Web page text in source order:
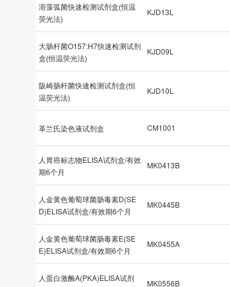
溶藻弧菌快速检测试剂盒(恒温
荧光法)
KJD13L
大肠杆菌O157:H7快速检测试剂
盒(恒温荧光法)
KJD09L
阪崎肠杆菌快速检测试剂盒(恒
温荧光法)
KJD10L
革兰氏染色液试剂盒 CM1001
人胃癌标志物ELISA试剂盒/有效
期6个月
MK0413B
人金黄色葡萄球菌肠毒素D(SE
D)ELISA试剂盒/有效期6个月
MK0445B
人金黄色葡萄球菌肠毒素E(SE
E)ELISA试剂盒/有效期6个月
MK0455A
人蛋白激酶A(PKA)ELISA试剂
MK0556B